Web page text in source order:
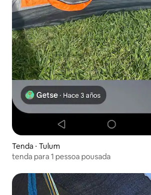
Tenda ⋅ Tulum
tenda para 1 pessoa pousada